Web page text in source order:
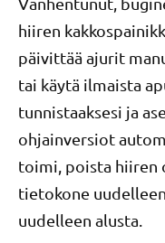
hiiren
päivittää ajurit
tai käytä ilmaista
tunnistaaksesi ja
ohjainversiot
toimi, poista hiiren
tietokone
uudelleen alusta.